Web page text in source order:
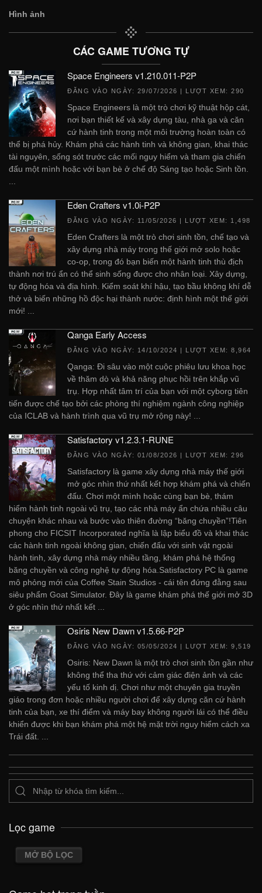
Hình ảnh
CÁC GAME TƯƠNG TỰ
Space Engineers v1.210.011-P2P
ĐĂNG VÀO NGÀY: 29/07/2026 | LƯỢT XEM: 290
Space Engineers là một trò chơi kỹ thuật hộp cát,
nơi bạn thiết kế và xây dựng tàu, nhà ga và căn
cứ hành tinh trong một môi trường hoàn toàn có
thể bị phá hủy. Khám phá các hành tinh và không gian, khai thác
tài nguyên, sống sót trước các mối nguy hiểm và tham gia chiến
đấu một mình hoặc với bạn bè ở chế độ Sáng tạo hoặc Sinh tồn.
Eden Crafters v1.0i-P2P
ĐĂNG VÀO NGÀY: 11/05/2026 | LƯỢT XEM: 1,498
Eden Crafters là một trò chơi sinh tồn, chế tạo và
xây dựng nhà máy trong thế giới mở solo hoặc
co-op, trong đó bạn biến một hành tinh thù địch
thành nơi trú ẩn có thể sinh sống được cho nhân loại. Xây dựng,
tự động hóa và địa hình. Kiểm soát khí hậu, tạo bầu không khí dễ
thở và biến những hồ độc hại thành nước: định hình một thế giới
mới! ...
Qanga Early Access
ĐĂNG VÀO NGÀY: 14/10/2024 | LƯỢT XEM: 8,964
Qanga: Đi sâu vào một cuộc phiêu lưu khoa học
về thăm dò và khả năng phục hồi trên khắp vũ
trụ. Hợp nhất tâm trí của bạn với một cyborg tiên
tiến được chế tạo bởi các phòng thí nghiệm ngành công nghiệp
của ICLAB và hành trình qua vũ trụ mở rộng này! ...
Satisfactory v1.2.3.1-RUNE
ĐĂNG VÀO NGÀY: 01/08/2026 | LƯỢT XEM: 296
Satisfactory là game xây dựng nhà máy thế giới
mở góc nhìn thứ nhất kết hợp khám phá và chiến
đấu. Chơi một mình hoặc cùng bạn bè, thám
hiểm hành tinh ngoài vũ trụ, tạo các nhà máy ẩn chứa nhiều câu
chuyện khác nhau và bước vào thiên đường “băng chuyền”!Tiên
phong cho FICSIT Incorporated nghĩa là lập biểu đồ và khai thác
các hành tinh ngoài không gian, chiến đấu với sinh vật ngoài
hành tinh, xây dựng nhà máy nhiều tầng, khám phá hệ thống
băng chuyền và công nghệ tự động hóa.Satisfactory PC là game
mô phỏng mới của Coffee Stain Studios - cái tên đứng đằng sau
siêu phẩm Goat Simulator. Đây là game khám phá thế giới mở 3D
ở góc nhìn thứ nhất kết ...
Osiris New Dawn v1.5.66-P2P
ĐĂNG VÀO NGÀY: 05/05/2024 | LƯỢT XEM: 9,519
Osiris: New Dawn là một trò chơi sinh tồn gần như
không thể tha thứ với cảm giác điện ảnh và các
yếu tố kinh dị. Chơi như một chuyên gia truyền
giáo trong đơn hoặc nhiều người chơi để xây dựng căn cứ hành
tinh của bạn, xe thí điểm và máy bay không người lái có thể điều
khiển được khi bạn khám phá một hệ mặt trời nguy hiểm cách xa
Trái đất. ...
Lọc game
MỞ BỘ LỌC